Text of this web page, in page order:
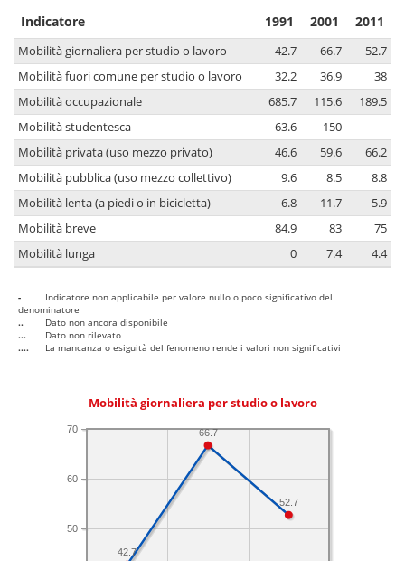
Indicatore 1991 2001 2011
Mobilità giornaliera per studio o lavoro 42.7 66.7
52.7
Mobilità fuori comune per studio o lavoro
32.2 36.9
38
Mobilità occupazionale
685.7 115.6
189.5
Mobilità studentesca
63.6 150
-
Mobilità privata (uso mezzo privato)
46.6 59.6
66.2
Mobilità pubblica (uso mezzo collettivo)
9.6 8.5
8.8
Mobilità lenta (a piedi o in bicicletta)
6.8 11.7
5.9
Mobilità breve
84.9 83
75
Mobilità lunga
0 7.4 4.4
-
Indicatore non applicabile per valore nullo o poco significativo del
denominatore
..
Dato non ancora disponibile
...
Dato non rilevato
....
La mancanza o esiguità del fenomeno rende i valori non significativi
Mobilità giornaliera per studio o lavoro
50
60
70
52.7
66.7
42.7